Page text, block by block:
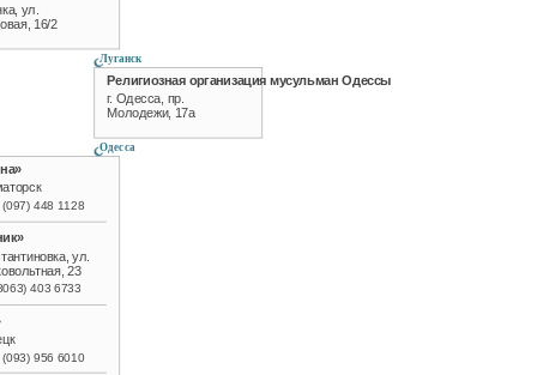
ул.
16/2
Луганск
Религиозная организация мусульман Одессы
г. Одесса, пр.
Молодежи, 17а
Одесса
(097) 448 1128
ул.
23
403 6733
(093) 956 6010